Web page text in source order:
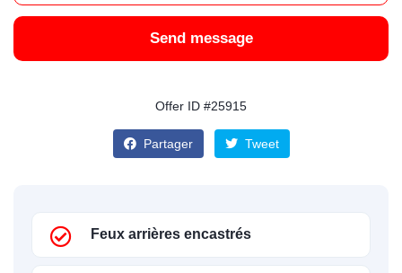
Send message
Offer ID #25915
Partager Tweet
Feux arrières encastrés